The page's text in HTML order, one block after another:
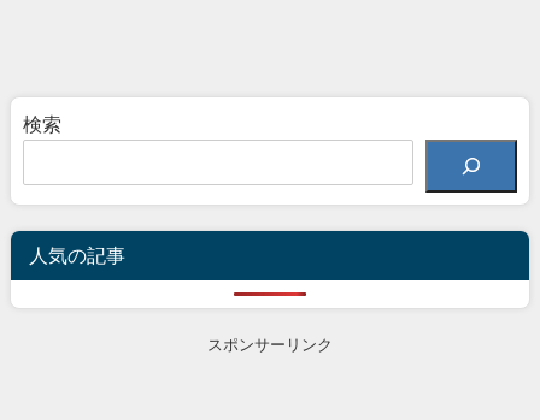
検索
人気の記事
スポンサーリンク